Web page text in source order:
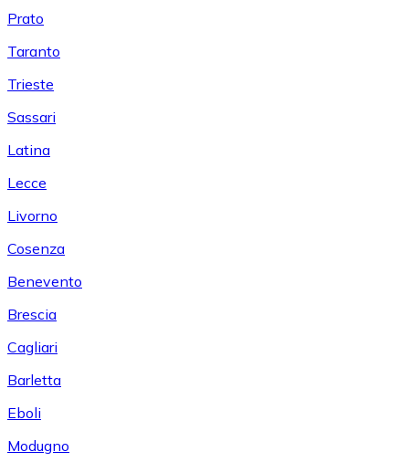
Prato
Taranto
Trieste
Sassari
Latina
Lecce
Livorno
Cosenza
Benevento
Brescia
Cagliari
Barletta
Eboli
Modugno